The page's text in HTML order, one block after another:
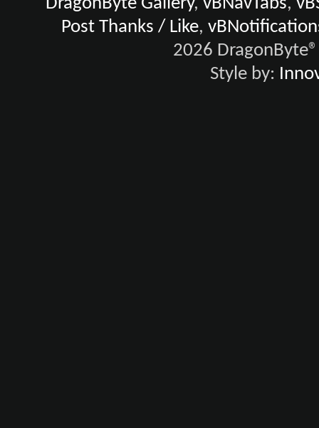
DragonByte Gallery,vBNavTabs,
Post Thanks / Like,
2026
Style by: